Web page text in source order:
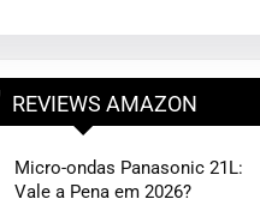
REVIEWS AMAZON
Micro-ondas Panasonic 21L:
Vale a Pena em 2026?